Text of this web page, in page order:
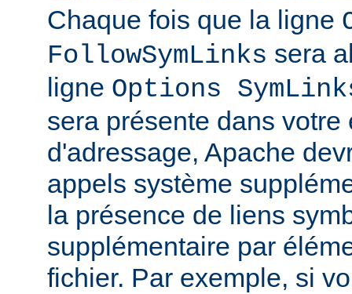
Chaque fois que la ligne
FollowSymLinks sera
ligne Options
sera présente dans votre
d'adressage, Apache
appels système
la présence de liens
supplémentaire par
fichier. Par exemple, si